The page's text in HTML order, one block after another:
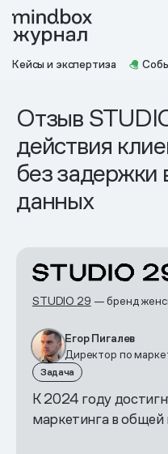
Кейсы и экспертиза
Отзыв
действия
без задержки
данных
STUDIO 29 — бренд
Егор Пигалев
Директор по
Задача
К 2024 году
маркетинга в